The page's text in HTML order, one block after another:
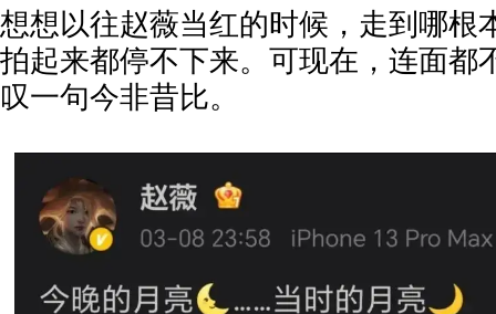
想想以往赵薇当红的时候，走到哪根
拍起来都停不下来。可现在，连面都
叹一句今非昔比。